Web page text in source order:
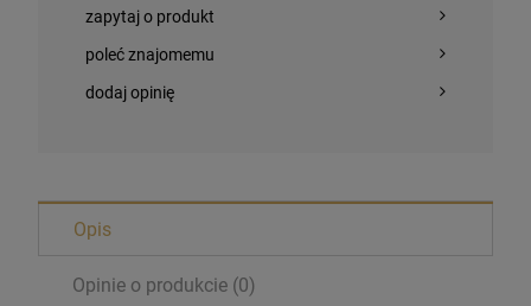
zapytaj o produkt
poleć znajomemu
dodaj opinię
Opis
Opinie o produkcie (0)